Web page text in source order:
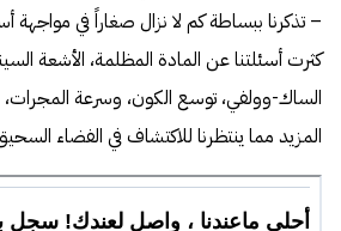
– تذكرنا ببساطة كم لا نزال صغاراً في مواجهة
كثرت أسئلتنا عن المادة المظلمة، الأشعة
الساك-وولفي، توسع الكون، وسرعة المجرات،
المزيد مما ينتظرنا للاكتشاف في الفضاء